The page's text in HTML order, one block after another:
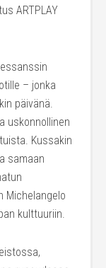
ARTPLAY
– jonka
päivänä.
uskonnollinen
Kussakin
samaan
Michelangelo
kulttuuriin.